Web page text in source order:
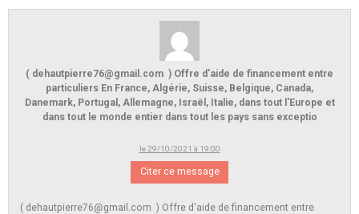
( dehautpierre76@gmail.com ) Offre d'aide de financement entre
particuliers En France, Algérie, Suisse, Belgique, Canada,
Danemark, Portugal, Allemagne, Israël, Italie, dans tout l'Europe et
dans tout le monde entier dans tout les pays sans exceptio
le 29/10/2021 à 19:00
Citer ce message
( dehautpierre76@gmail.com ) Offre d'aide de financement entre